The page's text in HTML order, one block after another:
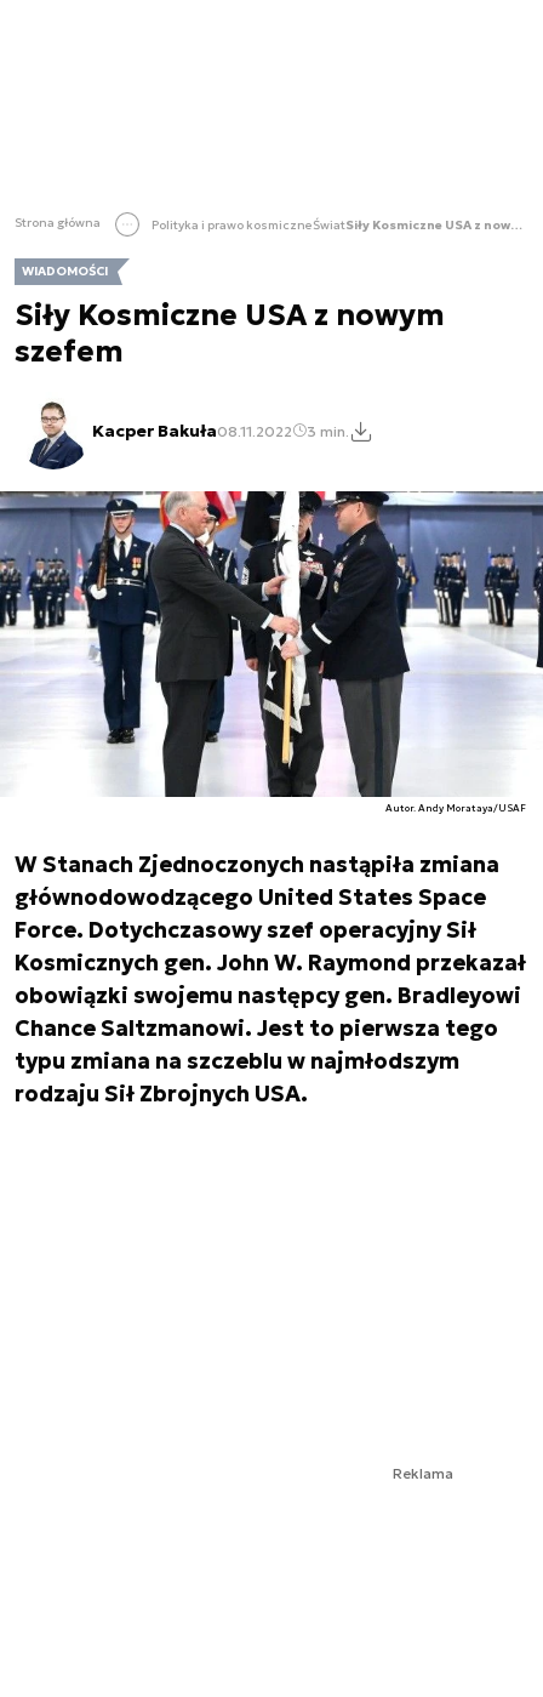
Strona główna Polityka i prawo kosmiczneŚwiat Siły Kosmiczne USA z nowym szefem
WIADOMOŚCI
Siły Kosmiczne USA z nowym
szefem
Kacper Bakuła08.11.2022 3 min.
Autor. Andy Morataya/USAF
W Stanach Zjednoczonych nastąpiła zmiana
głównodowodzącego United States Space
Force. Dotychczasowy szef operacyjny Sił
Kosmicznych gen. John W. Raymond przekazał
obowiązki swojemu następcy gen. Bradleyowi
Chance Saltzmanowi. Jest to pierwsza tego
typu zmiana na szczeblu w najmłodszym
rodzaju Sił Zbrojnych USA.
Reklama